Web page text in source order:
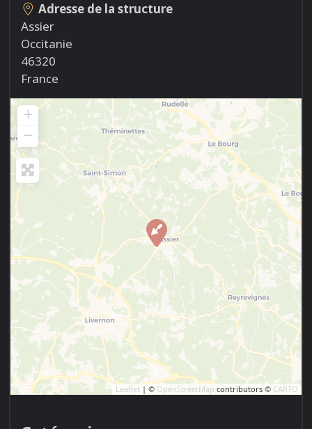
Adresse de la structure
Assier
Occitanie
46320
France
+
−
Leaflet | © OpenStreetMap contributors © CARTO